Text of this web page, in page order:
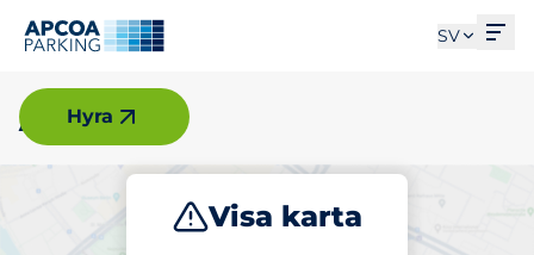
SV
Älvsjö
Visa karta
Hyra
Parkera Ladda